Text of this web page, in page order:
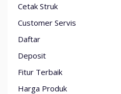
Cetak Struk
Customer Servis
Daftar
Deposit
Fitur Terbaik
Harga Produk